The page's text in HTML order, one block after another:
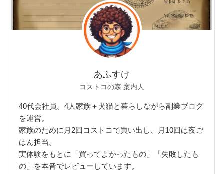
あふすけ
コストコの森 案内人
40代会社員。4人家族＋犬猫と暮らしながら副業ブログ
を運営。
家族のために月2回コストコで買い出し、月10回は夜ご
はん担当。
実体験をもとに「買ってよかったもの」「失敗したも
の」を本音でレビューしています。